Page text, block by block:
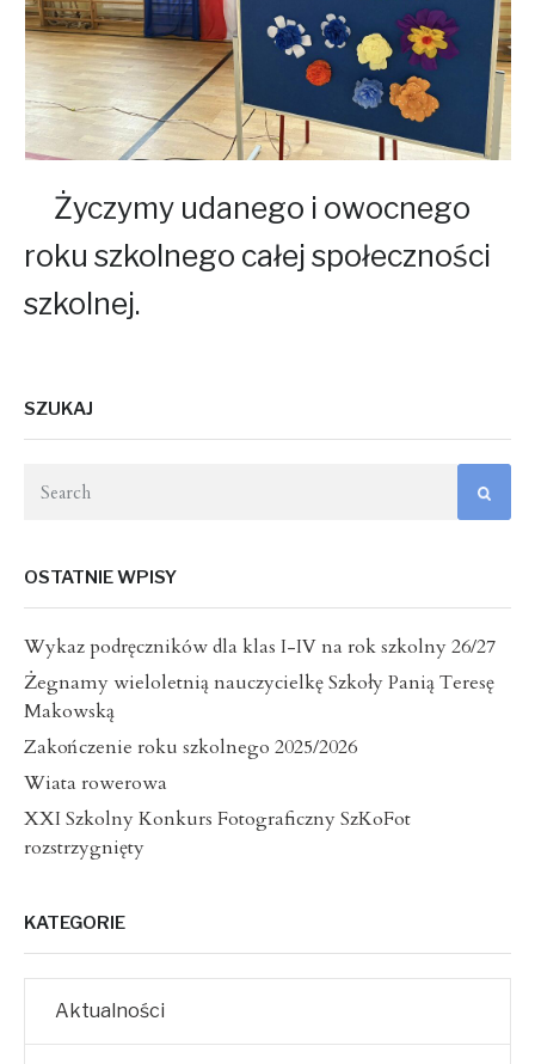
Życzymy udanego i owocnego
roku szkolnego całej społeczności
szkolnej.
SZUKAJ
OSTATNIE WPISY
Wykaz podręczników dla klas I-IV na rok szkolny 26/27
Żegnamy wieloletnią nauczycielkę Szkoły Panią Teresę
Makowską
Zakończenie roku szkolnego 2025/2026
Wiata rowerowa
XXI Szkolny Konkurs Fotograficzny SzKoFot
rozstrzygnięty
KATEGORIE
Aktualności